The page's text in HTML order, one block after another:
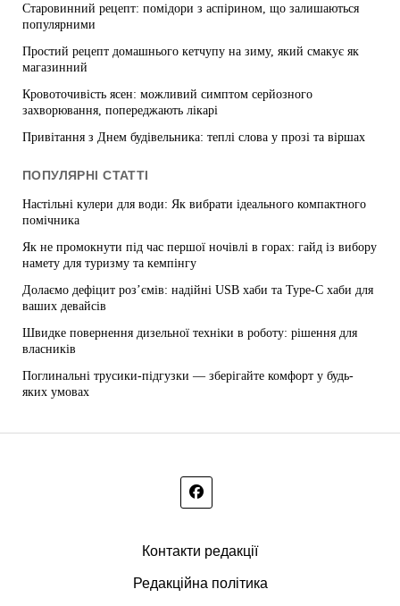
Старовинний рецепт: помідори з аспірином, що залишаються
популярними
Простий рецепт домашнього кетчупу на зиму, який смакує як
магазинний
Кровоточивість ясен: можливий симптом серйозного
захворювання, попереджають лікарі
Привітання з Днем будівельника: теплі слова у прозі та віршах
ПОПУЛЯРНІ СТАТТІ
Настільні кулери для води: Як вибрати ідеального компактного
помічника
Як не промокнути під час першої ночівлі в горах: гайд із вибору
намету для туризму та кемпінгу
Долаємо дефіцит роз’ємів: надійні USB хаби та Type-C хаби для
ваших девайсів
Швидке повернення дизельної техніки в роботу: рішення для
власників
Поглинальні трусики-підгузки — зберігайте комфорт у будь-
яких умовах
Контакти редакції
Редакційна політика